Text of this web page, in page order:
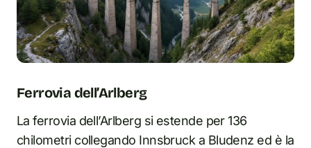
Ferrovia dell’Arlberg
La ferrovia dell’Arlberg si estende per 136
chilometri collegando Innsbruck a Bludenz ed è la